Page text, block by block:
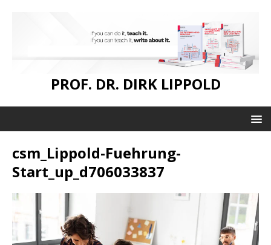
PROF. DR. DIRK LIPPOLD
csm_Lippold-Fuehrung-
Start_up_d706033837